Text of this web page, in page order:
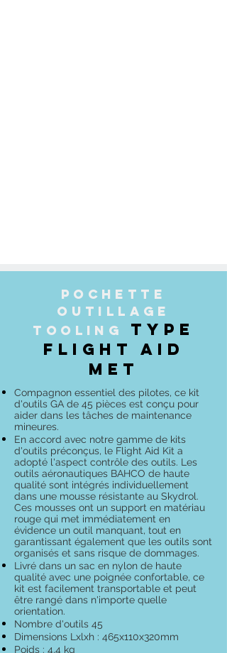
POCHETTE
OUTILLAGE
TOOLING TYPE
FLIGHT AID
MET
Compagnon essentiel des pilotes, ce kit
d'outils GA de 45 pièces est conçu pour
aider dans les tâches de maintenance
mineures.
En accord avec notre gamme de kits
d'outils préconçus, le Flight Aid Kit a
adopté l'aspect contrôle des outils. Les
outils aéronautiques BAHCO de haute
qualité sont intégrés individuellement
dans une mousse résistante au Skydrol.
Ces mousses ont un support en matériau
rouge qui met immédiatement en
évidence un outil manquant, tout en
garantissant également que les outils sont
organisés et sans risque de dommages.
Livré dans un sac en nylon de haute
qualité avec une poignée confortable, ce
kit est facilement transportable et peut
être rangé dans n'importe quelle
orientation.
Nombre d'outils 45
Dimensions Lxlxh : 465x110x320mm
Poids : 4,4 kg